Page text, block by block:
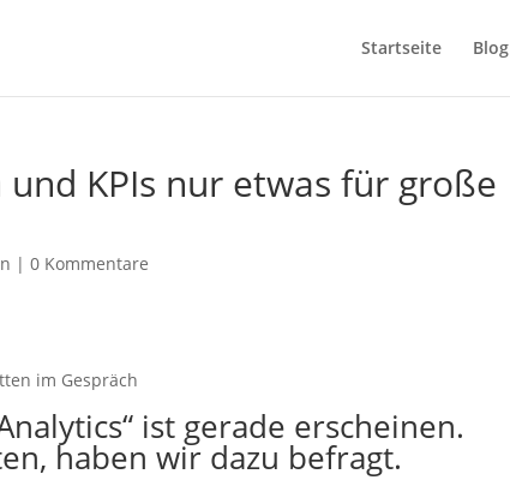
Startseite Blog
KPIs nur etwas für große
|0 Kommentare
im Gespräch
“ ist gerade erscheinen.
, haben wir dazu befragt.